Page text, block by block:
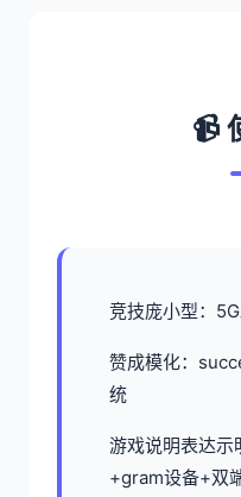
📹
竞技庞小型：
赞成模化：
统
游戏说明表达示
+gram设备+双